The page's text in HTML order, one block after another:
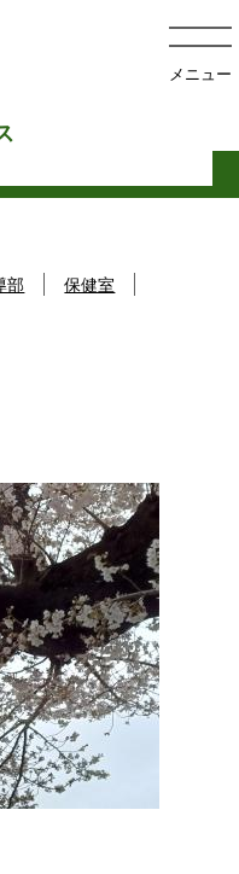
メニュー
部 保健室